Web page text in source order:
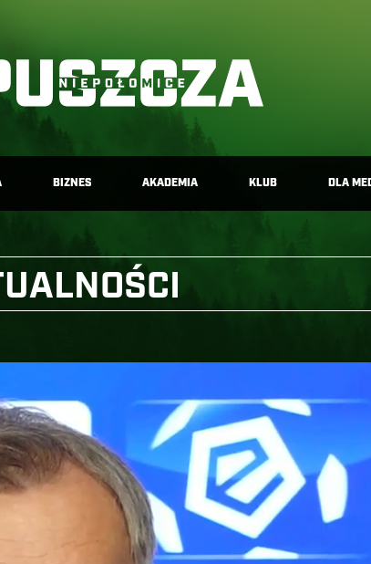
BIZNES AKADEMIA KLUB DLA